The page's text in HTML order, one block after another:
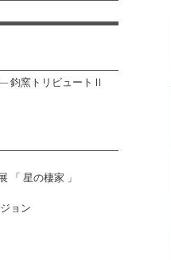
鈞窯トリビュートⅡ
「 星の棲家 」
ョン